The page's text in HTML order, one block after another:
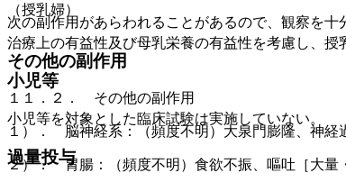
（授乳婦）
治療上の有益性及び母乳栄養の有益性を考慮し、授
小児等
小児等を対象とした臨床試験は実施していない。
過量投与
次の副作用があらわれることがあるので、観察を
その他の副作用
１１．２． その他の副作用
１）． 脳神経系：（頻度不明）大泉門膨隆、神経
２）． 胃腸：（頻度不明）食欲不振、嘔吐［大量